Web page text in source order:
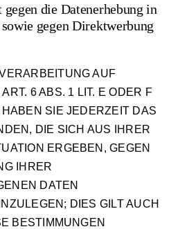
die Datenerhebung in
gegen Direktwerbung
AUF
6 ABS. 1 LIT. E ODER F
HABEN SIE JEDERZEIT DAS
DIE SICH AUS IHRER
ERGEBEN, GEGEN
IHRER
DATEN
DIES GILT AUCH
BESTIMMUNGEN